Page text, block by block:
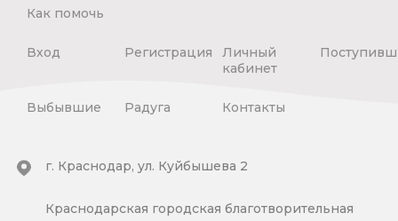
Как помочь
Вход Регистрация
Личный
кабинет
Выбывшие Радуга Контакты
г. Краснодар, ул. Куйбышева 2
Краснодарская городская благотворительная